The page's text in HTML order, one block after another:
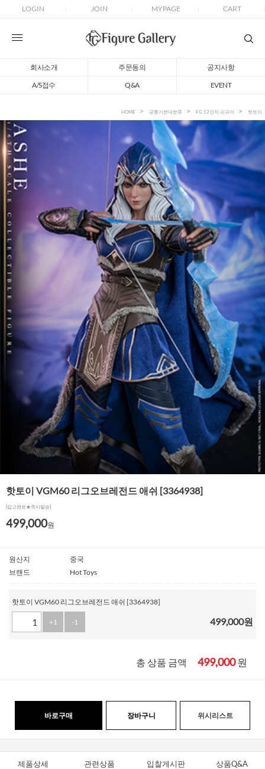
LOGIN JOIN MYPAGE CART
회사소개 주문동의
공지사항
A/S접수
Q&A EVENT
HOME 공통기본대분류 FG 12인치 피규어 핫토이
핫토이 VGM60 리그오브레전드 애쉬 [3364938]
[입고완료★즉시발송]
499,000원
원산지
중국
브랜드
Hot Toys
핫토이 VGM60 리그오브레전드 애쉬 [3364938]
+1 -1 499,000원
총 상품 금액 499,000원
바로구매 장바구니 위시리스트
제품상세 관련상품 입찰게시판 상품Q&A